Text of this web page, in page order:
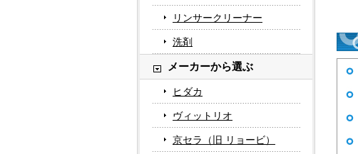
リンサークリーナー
洗剤
メーカーから選ぶ
ヒダカ
ヴィットリオ
京セラ（旧 リョービ）